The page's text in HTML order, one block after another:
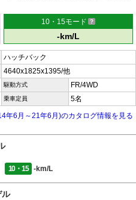
10・15モード
-km/L
ハッチバック
4640x1825x1395/他
駆動方式 FR/4WD
乗車定員
5名
年6月～21年6月)のカタログ情報を見る
10・15 -km/L
ル